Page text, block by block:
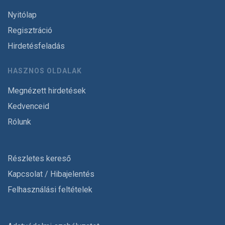
Nyitólap
Regisztráció
Hirdetésfeladás
HASZNOS OLDALAK
Megnézett hirdetések
Kedvenceid
Rólunk
Részletes kereső
Kapcsolat / Hibajelentés
Felhasználási feltételek